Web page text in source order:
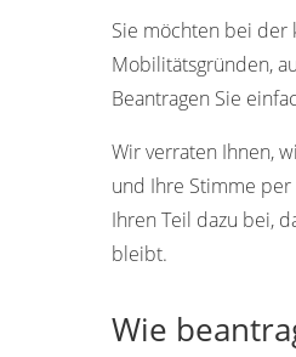
Sie möchten bei der
Mobilitätsgründen,
Beantragen Sie
Wir verraten Ihnen,
und Ihre Stimme
Ihren Teil dazu bei,
bleibt.
Wie